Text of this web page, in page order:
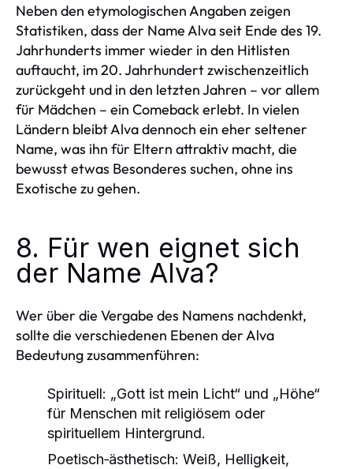
Neben den etymologischen Angaben zeigen
Statistiken, dass der Name Alva seit Ende des 19.
Jahrhunderts immer wieder in den Hitlisten
auftaucht, im 20. Jahrhundert zwischenzeitlich
zurückgeht und in den letzten Jahren – vor allem
für Mädchen – ein Comeback erlebt. In vielen
Ländern bleibt Alva dennoch ein eher seltener
Name, was ihn für Eltern attraktiv macht, die
bewusst etwas Besonderes suchen, ohne ins
Exotische zu gehen.
8. Für wen eignet sich
der Name Alva?
Wer über die Vergabe des Namens nachdenkt,
sollte die verschiedenen Ebenen der Alva
Bedeutung zusammenführen:
Spirituell: „Gott ist mein Licht“ und „Höhe“
für Menschen mit religiösem oder
spirituellem Hintergrund.
Poetisch‑ästhetisch: Weiß, Helligkeit,